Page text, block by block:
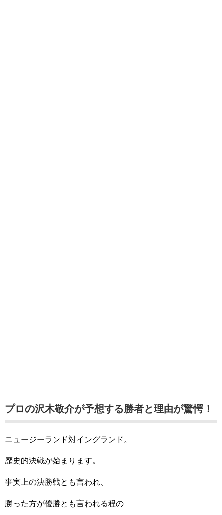
プロの沢木敬介が予想する勝者と理由が驚愕！
ニュージーランド対イングランド。
歴史的決戦が始まります。
事実上の決勝戦とも言われ、
勝った方が優勝とも言われる程の